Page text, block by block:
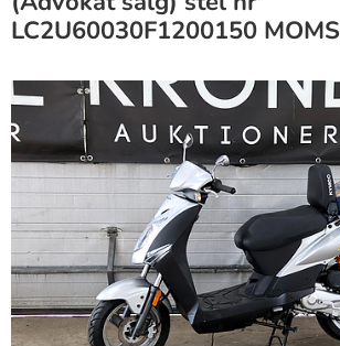
LC2U60030F1200150